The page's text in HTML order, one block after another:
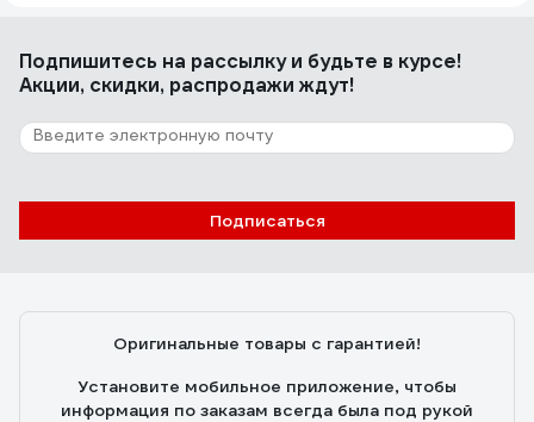
Подпишитесь на рассылкуи будьте в курсе!
Акции, скидки, распродажи ждут!
Подписаться
Оригинальные товары с гарантией!
Установите мобильное приложение, чтобы
информация по заказам всегда была под рукой